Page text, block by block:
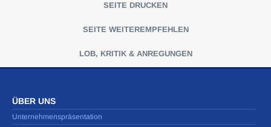
SEITE DRUCKEN
SEITE WEITEREMPFEHLEN
LOB, KRITIK & ANREGUNGEN
ÜBER UNS
Unternehmenspräsentation